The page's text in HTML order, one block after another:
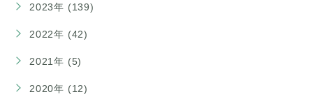
2023年 (139)
2022年 (42)
2021年 (5)
2020年 (12)